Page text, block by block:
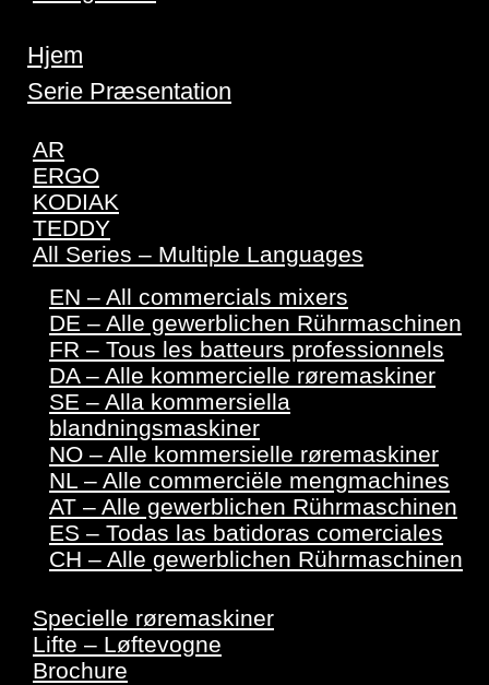
Hjem
Serie Præsentation
AR
ERGO
KODIAK
TEDDY
All Series – Multiple Languages
EN – All commercials mixers
DE – Alle gewerblichen Rührmaschinen
FR – Tous les batteurs professionnels
DA – Alle kommercielle røremaskiner
SE – Alla kommersiella
blandningsmaskiner
NO – Alle kommersielle røremaskiner
NL – Alle commerciële mengmachines
AT – Alle gewerblichen Rührmaschinen
ES – Todas las batidoras comerciales
CH – Alle gewerblichen Rührmaschinen
Specielle røremaskiner
Lifte – Løftevogne
Brochure